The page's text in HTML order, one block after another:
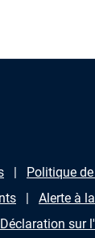
Politique
Alerte à
Déclaration sur